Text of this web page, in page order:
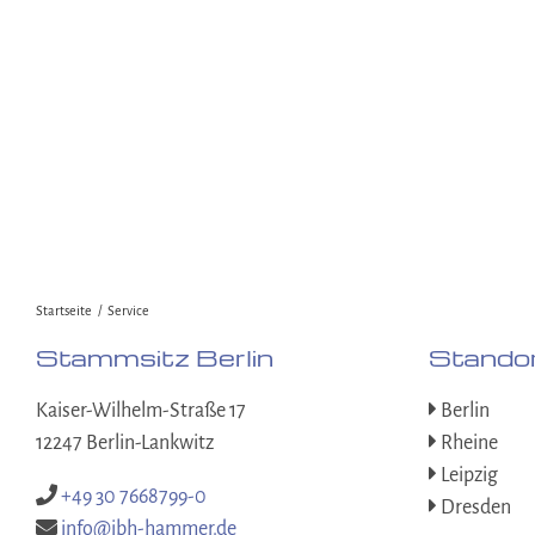
Startseite Service
Stammsitz Berlin
Kaiser-Wilhelm-Straße 17
12247 Berlin-Lankwitz
+49 30 7668799-0
info@ibh-hammer.de
Berlin
Rheine
Leipzig
Dresden